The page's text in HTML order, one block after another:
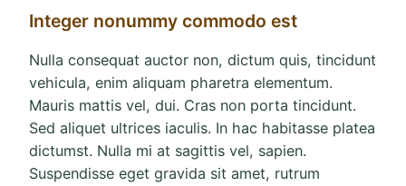
Integer nonummy commodo est
Nulla consequat auctor non, dictum quis, tincidunt
vehicula, enim aliquam pharetra elementum.
Mauris mattis vel, dui. Cras non porta tincidunt.
Sed aliquet ultrices iaculis. In hac habitasse platea
dictumst. Nulla mi at sagittis vel, sapien.
Suspendisse eget gravida sit amet, rutrum